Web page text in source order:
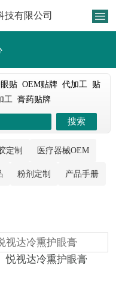
技有限公司
贴 OEM贴牌 代加工
贴
工 膏药贴牌
定制 医疗器械OEM
粉剂定制 产品手册
悦视达冷熏护眼膏